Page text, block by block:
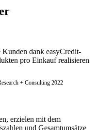
Kunden dank easyCredit-
pro Einkauf realisieren
+ Consulting 2022
erzielen mit dem
und Gesamtumsätze